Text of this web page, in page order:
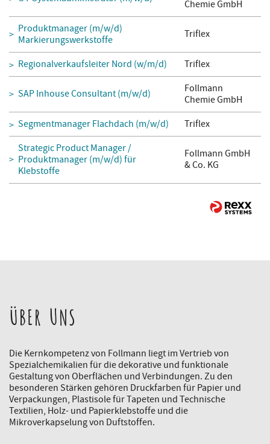
Chemie GmbH
Produktmanager (m/w/d)
Markierungswerkstoffe
Triflex
Regionalverkaufsleiter Nord (w/m/d) Triflex
SAP Inhouse Consultant (m/w/d)
Follmann
Chemie GmbH
Segmentmanager Flachdach (m/w/d)
Triflex
Strategic Product Manager /
Produktmanager (m/w/d) für
Klebstoffe
Follmann GmbH
& Co. KG
ÜBER UNS
Die Kernkompetenz von Follmann liegt im Vertrieb von
Spezialchemikalien für die dekorative und funktionale
Gestaltung von Oberflächen und Verbindungen. Zu den
besonderen Stärken gehören Druckfarben für Papier und
Verpackungen, Plastisole für Tapeten und Technische
Textilien, Holz- und Papierklebstoffe und die
Mikroverkapselung von Duftstoffen.